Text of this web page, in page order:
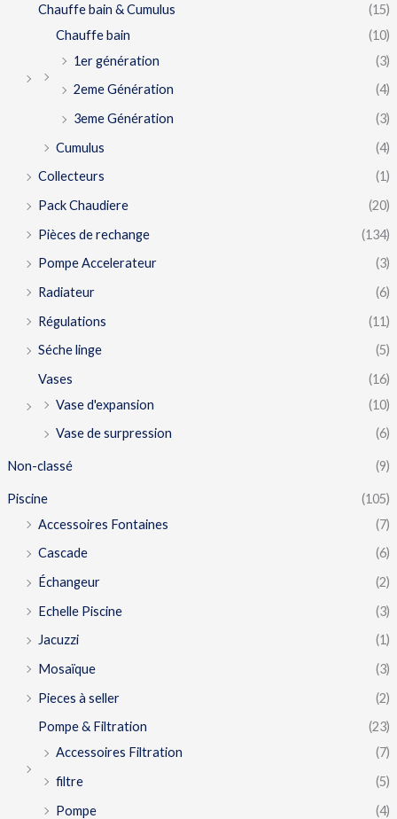
Chauffe bain & Cumulus
(15)
Chauffe bain
(10)
1er génération
(3)
2eme Génération
(4)
3eme Génération
(3)
Cumulus
(4)
Collecteurs
(1)
Pack Chaudiere
(20)
Pièces de rechange
(134)
Pompe Accelerateur
(3)
Radiateur
(6)
Régulations
(11)
Séche linge
(5)
Vases
(16)
Vase d'expansion
(10)
Vase de surpression
(6)
Non-classé (9)
Piscine
(105)
Accessoires Fontaines
(7)
Cascade
(6)
Échangeur
(2)
Echelle Piscine
(3)
Jacuzzi
(1)
Mosaïque
(3)
Pieces à seller
(2)
Pompe & Filtration
(23)
Accessoires Filtration
(7)
filtre
(5)
Pompe
(4)